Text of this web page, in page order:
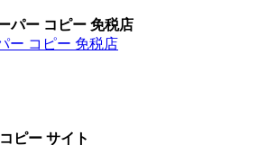
パー コピー 免税店
ー コピー 免税店
ピー サイト